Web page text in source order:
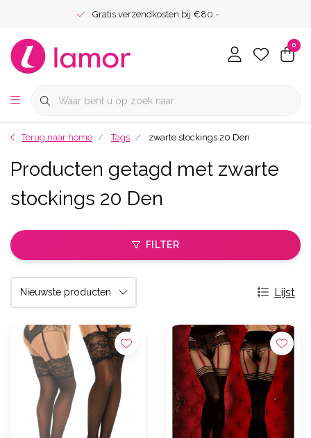
Gratis verzendkosten bij €80.-
0
Terug naar home Tags zwarte stockings 20 Den
Producten getagd met zwarte
stockings 20 Den
FILTER
Lijst